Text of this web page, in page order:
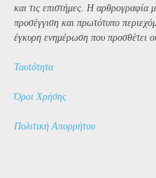
και τις επιστήμες. Η αρθρογραφία
προσέγγιση και πρωτότυπο
έγκυρη ενημέρωση που προσθέτει
Ταυτότητα
Όροι Χρήσης
Πολιτική Απορρήτου